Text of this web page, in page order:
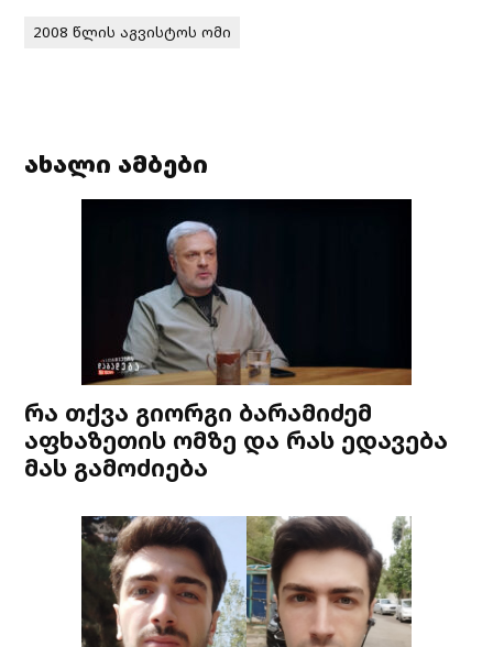
2008 წლის აგვისტოს ომი
ახალი ამბები
რა თქვა გიორგი ბარამიძემ
აფხაზეთის ომზე და რას ედავება
მას გამოძიება